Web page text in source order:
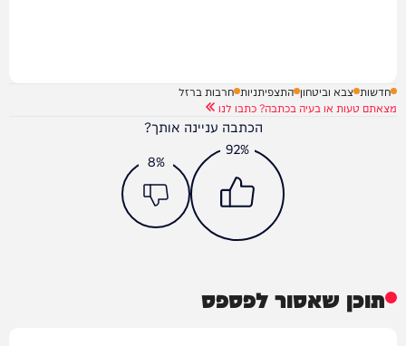
חדשות צבא וביטחון התצפיתניות חרבות ברזל
מצאתם טעות או בעיה בכתבה? כתבו לנו
הכתבה עניינה אותך?
92%
8%
תוכן שאסור לפספס